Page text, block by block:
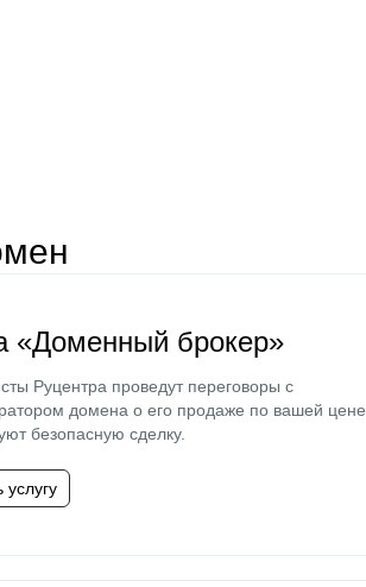
«Доменный брокер»
Руцентра проведут переговоры с
домена о его продаже по вашей цене
безопасную сделку.
услугу